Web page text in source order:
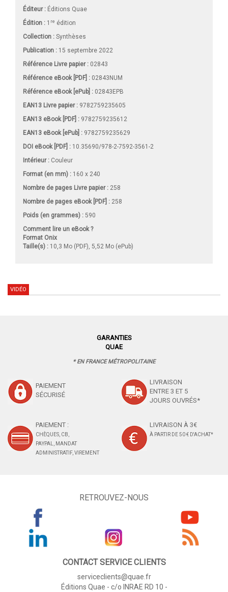
Éditeur : Éditions Quae
Édition : 1 re édition
Collection : Synthèses
Publication : 15 septembre 2022
Référence Livre papier : 02843
Référence eBook [PDF] : 02843NUM
Référence eBook [ePub] : 02843EPB
EAN13 Livre papier : 9782759235605
EAN13 eBook [PDF] : 9782759235612
EAN13 eBook [ePub] : 9782759235629
DOI eBook [PDF] : 10.35690/978-2-7592-3561-2
Intérieur : Couleur
Format (en mm) : 160 x 240
Nombre de pages Livre papier: 258
Nombre de pages eBook [PDF] : 258
Poids (en grammes) : 590
Comment lire un eBook ?
Format Onix
Taille(s) : 10,3 Mo (PDF), 5,52 Mo (ePub)
VIDÉO
GARANTIES
QUAE
* EN FRANCE MÉTROPOLITAINE
PAIEMENT
SÉCURISÉ
LIVRAISON
ENTRE 3 ET 5
JOURS OUVRÉS*
PAIEMENT :
CHÈQUES, CB,
PAYPAL, MANDAT
ADMINISTRATIF, VIREMENT
LIVRAISON À 3€
À PARTIR DE 50 € D'ACHAT*
RETROUVEZ-NOUS
CONTACT SERVICE CLIENTS
serviceclients@quae.fr
Éditions Quae - c/o INRAE RD 10 -